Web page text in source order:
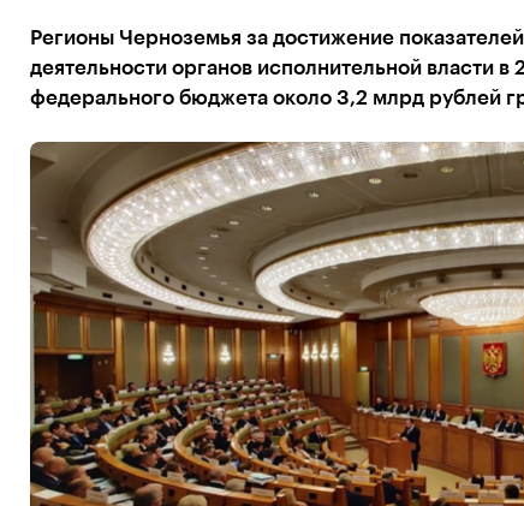
Регионы Черноземья за достижение
деятельности органов исполнительной власти в
федерального бюджета около 3,2 млрд рублей